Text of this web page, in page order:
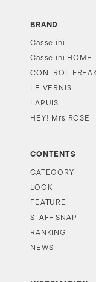
BRAND
Casselini
Casselini HOME
CONTROL
LE VERNIS
LAPUIS
HEY! Mrs ROSE
CONTENTS
CATEGORY
LOOK
FEATURE
STAFF SNAP
RANKING
NEWS